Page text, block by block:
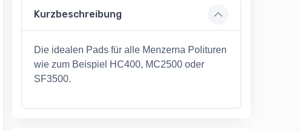
Kurzbeschreibung
Die idealen Pads für alle Menzerna Polituren
wie zum Beispiel HC400, MC2500 oder
SF3500.